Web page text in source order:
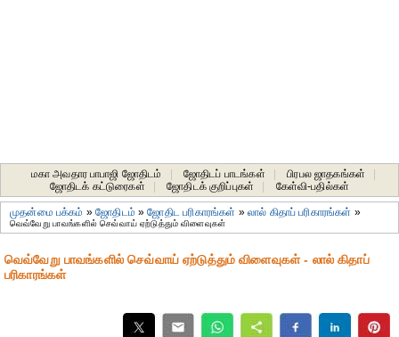
மகா அவதார பாபாஜி ஜோதிடம் ஜோதிடப் பாடங்கள் பிரபல ஜாதகங்கள்
ஜோதிடக் கட்டுரைகள்
ஜோதிடக் குறிப்புகள் கேள்வி-பதில்கள்
முதன்மை பக்கம் »ஜோதிடம் »ஜோதிட ப‌ரிகார‌ங்க‌ள் » லால் கிதாப் பரிகாரங்கள் »
வெவ்வேறு பாவங்களில் செவ்வாய் ஏற்டுத்தும் விளைவுகள்
வெவ்வேறு பாவங்களில் செவ்வாய் ஏற்டுத்தும் விளைவுகள் - லால் கிதாப்
பரிகாரங்கள்